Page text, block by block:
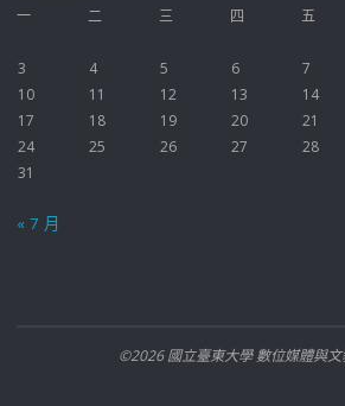
一
二 三 四 五
3
4 5 6 7
10
11 12 13 14
17
18 19 20 21
24
25 26 27 28
31
« 7 月
©2026 國立臺東大學 數位媒體與